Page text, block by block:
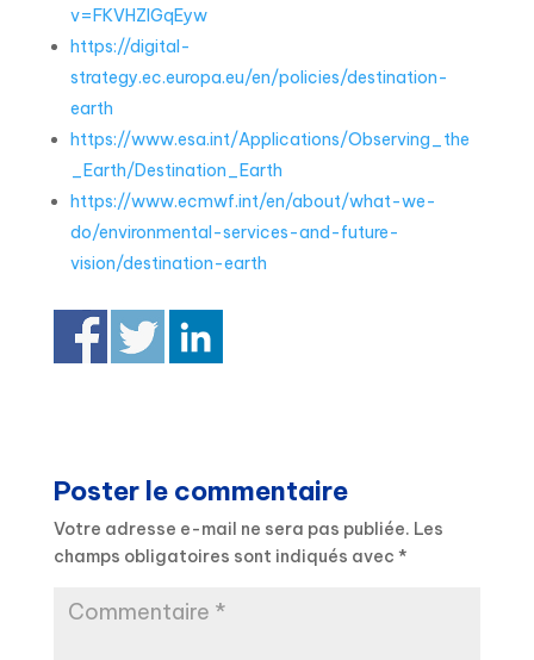
v=FKVHZlGqEyw
https://digital-
strategy.ec.europa.eu/en/policies/destination-
earth
https://www.esa.int/Applications/Observing_the
_Earth/Destination_Earth
https://www.ecmwf.int/en/about/what-we-
do/environmental-services-and-future-
vision/destination-earth
Poster le commentaire
Votre adresse e-mail ne sera pas publiée. Les
champs obligatoires sont indiqués avec *